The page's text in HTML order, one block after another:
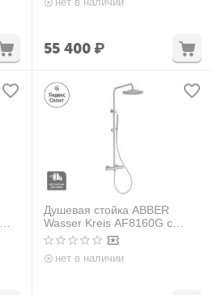
55 400₽
Душевая стойка ABBER
Wasser Kreis AF8160G с
термостатом без излива,
золото матовое
нет в наличии